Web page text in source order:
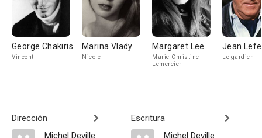
George Chakiris
Vincent
Marina Vlady
Nicole
Margaret Lee
Marie-Christine
Lemercier
Jean
Le gardien
Dirección
Michel Deville
Escritura
Michel Deville